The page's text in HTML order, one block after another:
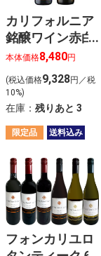
カリフォルニア
銘醸ワイン赤白
2本セット
本体価格8,480円
(税込価格9,328円／税
10%)
在庫： 残りあと 3
限定品 送料込み
フォンカリユロ